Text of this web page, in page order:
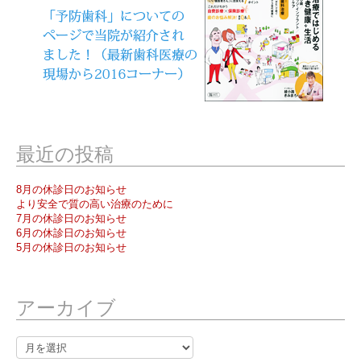
最近の投稿
8月の休診日のお知らせ
より安全で質の高い治療のために
7月の休診日のお知らせ
6月の休診日のお知らせ
5月の休診日のお知らせ
アーカイブ
ア
ー